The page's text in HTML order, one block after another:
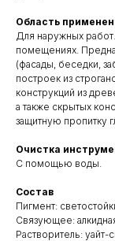
Область
Для наружных
помещениях.
(фасады, беседки,
построек из
конструкций из
а также скрытых
защитную пропитку
Очистка
С помощью воды.
Состав
Пигмент:
Связующее:
Растворитель: уайт-